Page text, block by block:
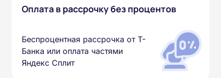
Оплата в рассрочку без процентов
Беспроцентная рассрочка от Т-
Банка или оплата частями
Яндекс Сплит